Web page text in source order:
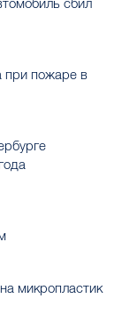
при пожаре в
микропластик